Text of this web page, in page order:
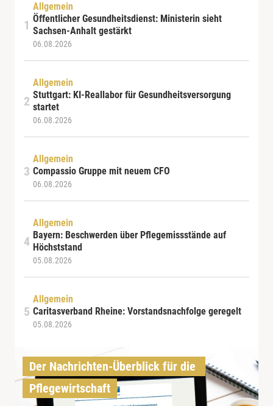
Allgemein
Öffentlicher Gesundheitsdienst: Ministerin sieht
Sachsen-Anhalt gestärkt
06.08.2026
Allgemein
Stuttgart: KI-Reallabor für Gesundheitsversorgung
startet
06.08.2026
Allgemein
Compassio Gruppe mit neuem CFO
06.08.2026
Allgemein
Bayern: Beschwerden über Pflegemissstände auf
Höchststand
05.08.2026
Allgemein
Caritasverband Rheine: Vorstandsnachfolge geregelt
05.08.2026
Der Nachrichten-Überblick für die
Pflegewirtschaft